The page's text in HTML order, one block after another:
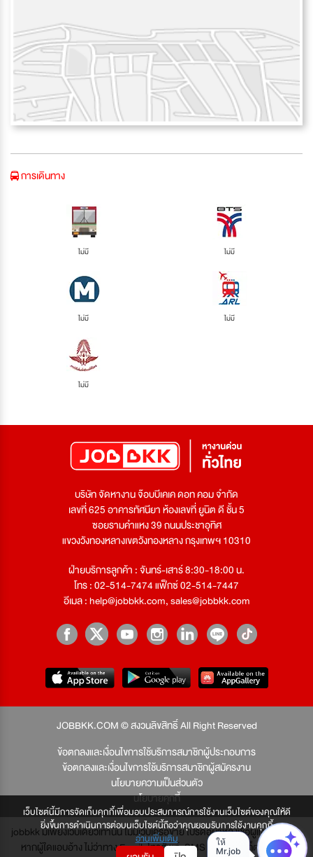
เว็บไซต์นี้มีการจัดเก็บคุกกี้เพื่อมอบประสบการณ์การใช้งานเว็บไซต์ของคุณให้ดี
ยิ่งขึ้นการดำเนินการต่อบนเว็บไซต์นี้ถือว่าคุณยอมรับการใช้งานคุกกี้
อ่านเพิ่มเติม
การเดินทาง
ไม่มี ไม่มี
ไม่มี ไม่มี
ไม่มี
บริษัท จัดหางาน จ๊อบบีเคเค ดอท คอม จำกัด
เลขที่ 625 อาคารทัศนียา ห้องเลขที่ ยูนิต ดี ชั้น 5
ซอยรามคำแหง 39 ถนนประชาอุทิศ
แขวงวังทองหลางเขตวังทองหลาง กรุงเทพฯ 10310
ฝ่ายบริการลูกค้า : จันทร์-เสาร์ 8:30-18:00 น.
โทร : 02-514-7474 แฟ็กซ์ 02-514-7447
อีเมล :help@jobbkk.com,sales@jobbkk.com
JOBBKK.COM © สงวนลิขสิทธิ์ All Right Reserved
ข้อตกลงและเงื่อนไขการใช้บริการสมาชิกผู้ประกอบการ
ข้อตกลงและเงื่อนไขการใช้บริการสมาชิกผู้สมัครงาน
นโยบายความเป็นส่วนตัว
นโยบายคุกกี้
jobbkk มีเพียงเว็บเดียวเท่านั้น ไม่มีเว็บเครือข่าย โปรดอย่าหลงเชื่อผู้แอบอ้าง และ
หากผู้ใดแอบอ้าง ไม่ว่าทาง Email, โทรศัพท์, SMS หรือทางใดก็ตาม จะถูก